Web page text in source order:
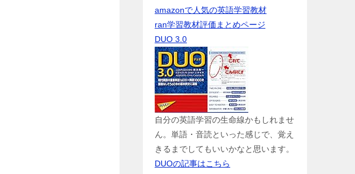
amazonで人気の英語学習教材
ran学習教材評価まとめページ
DUO 3.0
自分の英語学習の生命線かもしれませ
ん。単語・音読といった感じで、覚え
きるまでしてもいいかなと思います。
DUOの記事はこちら